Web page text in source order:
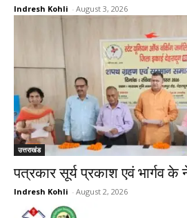
Indresh Kohli - August 3, 2026
उत्तराखंड
पत्रकार सूर्य प्रकाश एवं भार्गव
Indresh Kohli - August 2, 2026